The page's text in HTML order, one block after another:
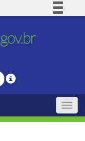
Comunica BR
Legislação
Toggle